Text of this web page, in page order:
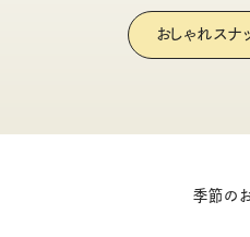
おしゃれスナ
季節の